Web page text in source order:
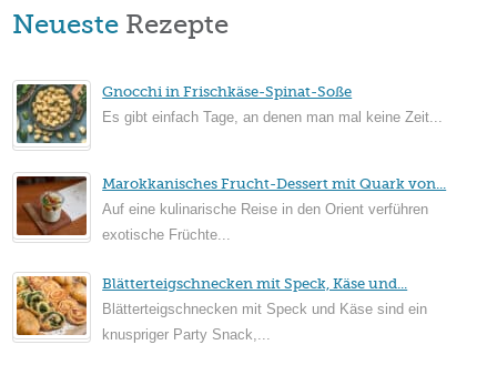
Neueste Rezepte
Gnocchi in Frischkäse-Spinat-Soße
Es gibt einfach Tage, an denen man mal keine Zeit...
Marokkanisches Frucht-Dessert mit Quark von...
Auf eine kulinarische Reise in den Orient verführen
exotische Früchte...
Blätterteigschnecken mit Speck, Käse und...
Blätterteigschnecken mit Speck und Käse sind ein
knuspriger Party Snack,...